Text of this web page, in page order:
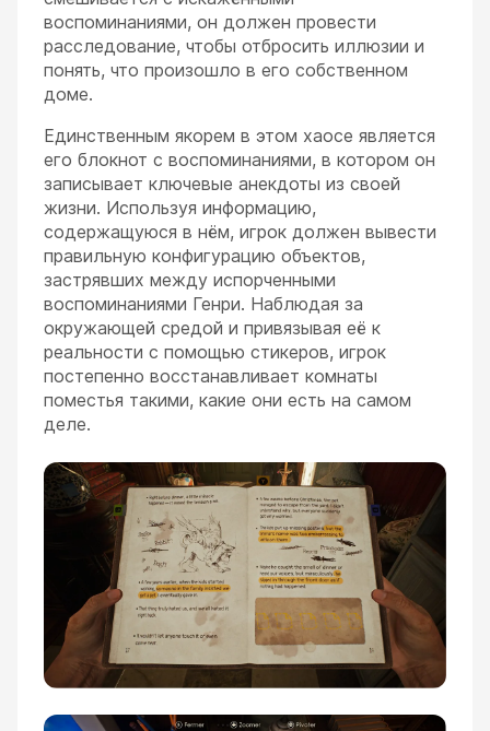
воспоминаниями, он должен провести
расследование, чтобы отбросить иллюзии и
понять, что произошло в его собственном
доме.
Единственным якорем в этом хаосе является
его блокнот с воспоминаниями, в котором он
записывает ключевые анекдоты из своей
жизни. Используя информацию,
содержащуюся в нём, игрок должен вывести
правильную конфигурацию объектов,
застрявших между испорченными
воспоминаниями Генри. Наблюдая за
окружающей средой и привязывая её к
реальности с помощью стикеров, игрок
постепенно восстанавливает комнаты
поместья такими, какие они есть на самом
деле.